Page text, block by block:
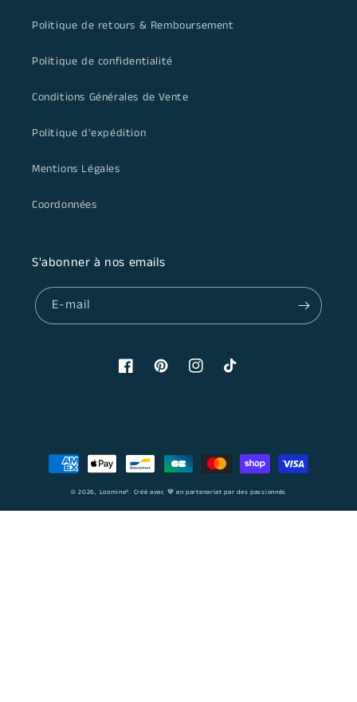
Politique de retours & Remboursement
Politique de confidentialité
Conditions Générales de Vente
Politique d'expédition
Mentions Légales
Coordonnées
S'abonner à nos emails
E-mail
FacebookPinterestInstagramTikTok
Moyens
de
paiement
© 2026, Loomine®. Créé avec 💙 en partenariat par des passionnés